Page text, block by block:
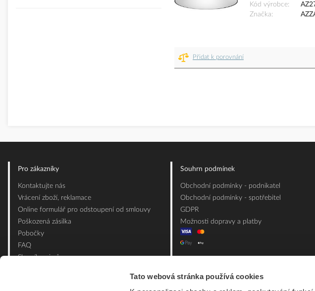
Tato webová stránka používá cookies
Kód výrobce
Značka
Přidat k porovnání
Pro zákazníky
Kontaktujte nás
Vrácení zboží, reklamace
Online formulář pro odstoupení od smlouvy
Poškozená zásilka
Pobočky
FAQ
Slovník pojmů
Souhrn podmínek
Obchodní podmínky - podnikatel
Obchodní podmínky - spotřebitel
GDPR
Možnosti dopravy a platby